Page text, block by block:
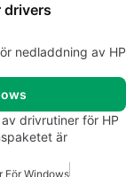
drivers
nedladdning av HP
drivrutiner för HP
är
För Windows